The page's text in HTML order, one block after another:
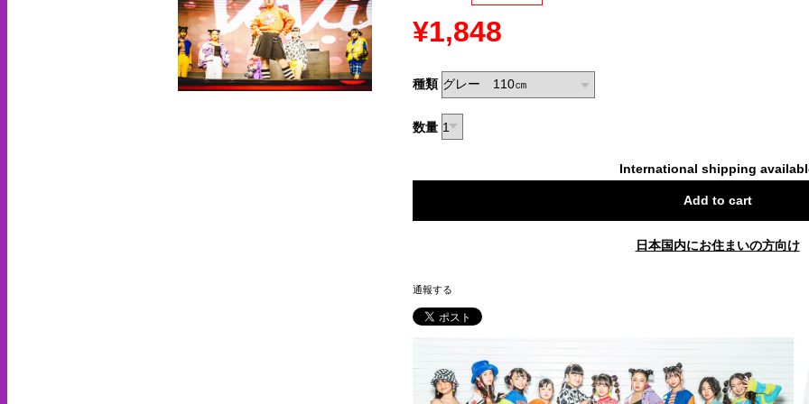
¥1,848
種類
数量
International shipping
Add to cart
日本国内にお住まいの方向け
通報する